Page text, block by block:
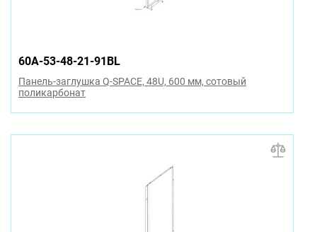
60A-53-48-21-91BL
Панель-заглушка Q-SPACE, 48U, 600 мм, сотовый
поликарбонат